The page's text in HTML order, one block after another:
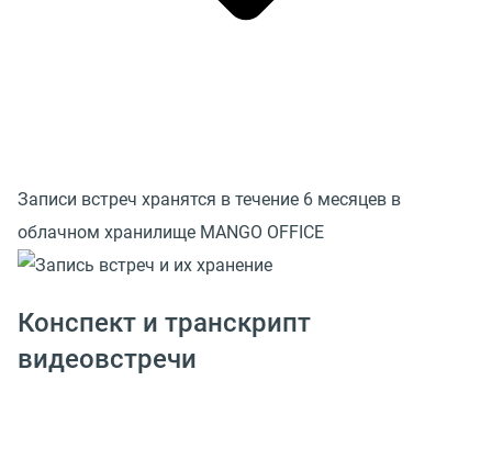
Записи встреч хранятся в течение 6 месяцев в
облачном хранилище MANGO OFFICE
Конспект и транскрипт
видеовстречи